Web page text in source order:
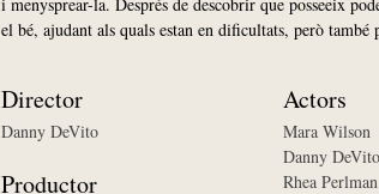
el bé, ajudant als quals estan en dificultats, però també
Director
Danny DeVito
Productor
Actors
Mara Wilson
Danny DeVito
Rhea Perlman